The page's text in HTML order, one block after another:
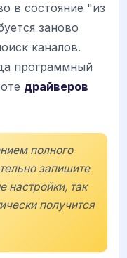
в состояние "из
заново
каналов.
программный
драйверов
полного
запишите
настройки, так
получится